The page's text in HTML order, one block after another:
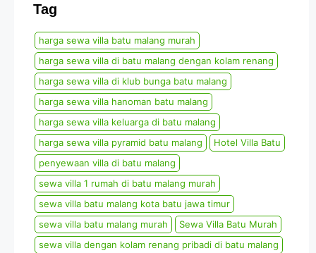
Tag
harga sewa villa batu malang murah
harga sewa villa di batu malang dengan kolam renang
harga sewa villa di klub bunga batu malang
harga sewa villa hanoman batu malang
harga sewa villa keluarga di batu malang
harga sewa villa pyramid batu malang
Hotel Villa Batu
penyewaan villa di batu malang
sewa villa 1 rumah di batu malang murah
sewa villa batu malang kota batu jawa timur
sewa villa batu malang murah
Sewa Villa Batu Murah
sewa villa dengan kolam renang pribadi di batu malang